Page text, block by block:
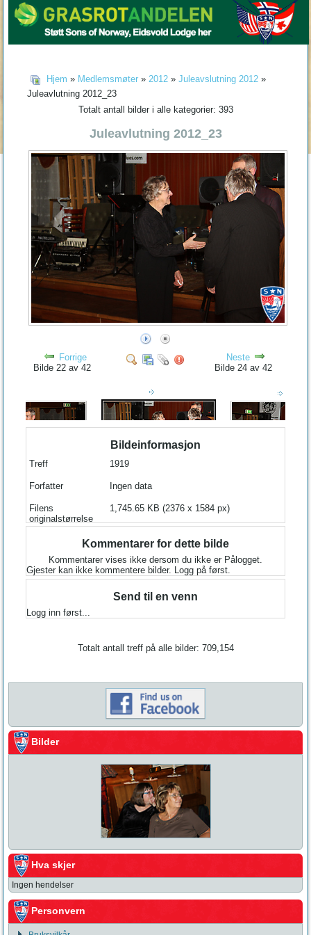
Hjem » Medlemsmøter» 2012» Juleavslutning 2012»
Juleavlutning 2012_23
Totalt antall bilder i alle kategorier: 393
Juleavlutning 2012_23
Forrige
Bilde 22 av 42
Neste
Bilde 24 av 42
Bildeinformasjon
Treff 1919
Forfatter Ingen data
Filens
originalstørrelse
1,745.65 KB (2376 x 1584 px)
Kommentarer for dette bilde
Kommentarer vises ikke dersom du ikke er Pålogget.
Gjester kan ikke kommentere bilder. Logg på først.
Send til en venn
Logg inn først...
Totalt antall treff på alle bilder: 709,154
Bilder
Hva skjer
Ingen hendelser
Personvern